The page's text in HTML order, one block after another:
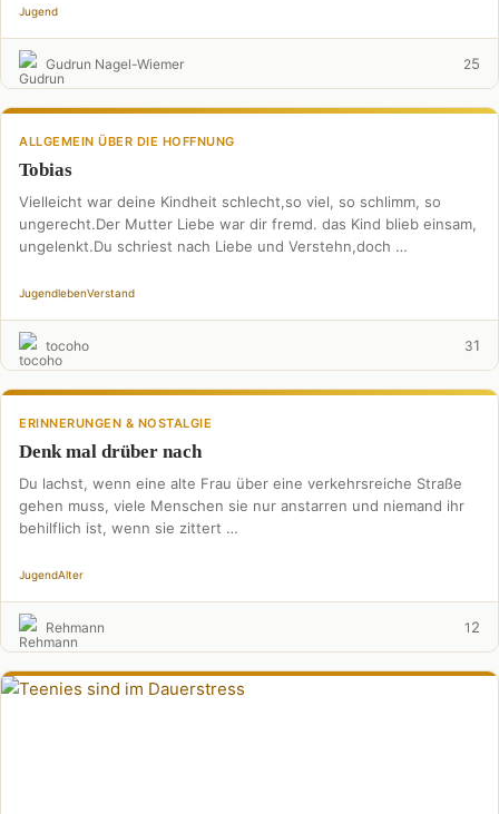
Jugend
Gudrun Nagel-Wiemer 25
ALLGEMEIN ÜBER DIE HOFFNUNG
Tobias
Vielleicht war deine Kindheit schlecht,so viel, so schlimm, so
ungerecht.Der Mutter Liebe war dir fremd. das Kind blieb einsam,
ungelenkt.Du schriest nach Liebe und Verstehn,doch …
JugendlebenVerstand
tocoho 31
ERINNERUNGEN & NOSTALGIE
Denk mal drüber nach
Du lachst, wenn eine alte Frau über eine verkehrsreiche Straße
gehen muss, viele Menschen sie nur anstarren und niemand ihr
behilflich ist, wenn sie zittert …
JugendAlter
Rehmann 1 2